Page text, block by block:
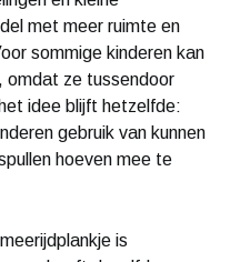
met meer ruimte en
sommige kinderen kan
omdat ze tussendoor
idee blijft hetzelfde:
gebruik van kunnen
hoeven mee te
is